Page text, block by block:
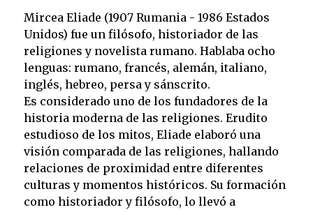
Mircea Eliade (1907 Rumania - 1986 Estados
Unidos) fue un filósofo, historiador de las
religiones y novelista rumano. Hablaba ocho
lenguas: rumano, francés, alemán, italiano,
inglés, hebreo, persa y sánscrito.
Es considerado uno de los fundadores de la
historia moderna de las religiones. Erudito
estudioso de los mitos, Eliade elaboró una
visión comparada de las religiones, hallando
relaciones de proximidad entre diferentes
culturas y momentos históricos. Su formación
como historiador y filósofo, lo llevó a